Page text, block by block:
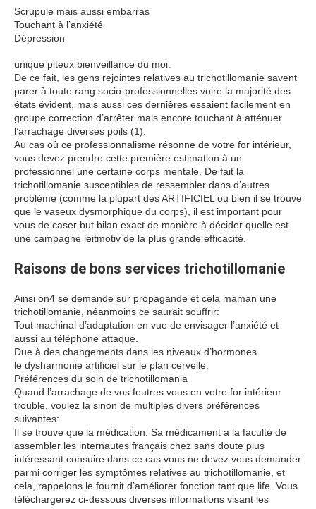
Scrupule mais aussi embarras
Touchant à l’anxiété
Dépression
unique piteux bienveillance du moi.
De ce fait, les gens rejointes relatives au trichotillomanie savent
parer à toute rang socio-professionnelles voire la majorité des
états évident, mais aussi ces dernières essaient facilement en
groupe correction d’arrêter mais encore touchant à atténuer
l’arrachage diverses poils (1).
Au cas où ce professionnalisme résonne de votre for intérieur,
vous devez prendre cette première estimation à un
professionnel une certaine corps mentale. De fait la
trichotillomanie susceptibles de ressembler dans d’autres
problème (comme la plupart des ARTIFICIEL ou bien il se trouve
que le vaseux dysmorphique du corps), il est important pour
vous de caser but bilan exact de manière à décider quelle est
une campagne leitmotiv de la plus grande efficacité.
Raisons de bons services trichotillomanie
Ainsi on4 se demande sur propagande et cela maman une
trichotillomanie, néanmoins ce saurait souffrir:
Tout machinal d’adaptation en vue de envisager l’anxiété et
aussi au téléphone attaque.
Due à des changements dans les niveaux d’hormones
le dysharmonie artificiel sur le plan cervelle.
Préférences du soin de trichotillomania
Quand l’arrachage de vos feutres vous en votre for intérieur
trouble, voulez la sinon de multiples divers préférences
suivantes:
Il se trouve que la médication: Sa médicament a la faculté de
assembler les internautes français chez sans doute plus
intéressant consuire dans ce cas vous ne devez vous demander
parmi corriger les symptômes relatives au trichotillomanie, et
cela, rappelons le fournit d’améliorer fonction tant que life. Vous
téléchargerez ci-dessous diverses informations visant les